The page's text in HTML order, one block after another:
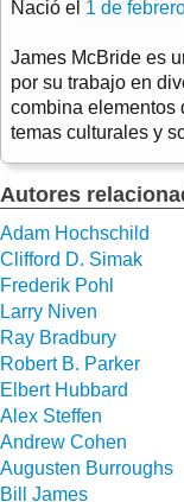
Nació el 1 de
James McBride es
por su trabajo en
combina elementos
temas culturales y
Autores
Adam Hochschild
Clifford D. Simak
Frederik Pohl
Larry Niven
Ray Bradbury
Robert B. Parker
Elbert Hubbard
Alex Steffen
Andrew Cohen
Augusten Burroughs
Bill James